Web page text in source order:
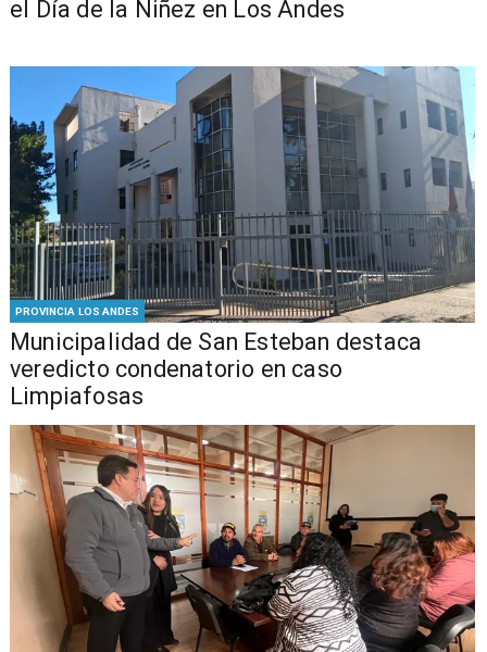
el Día de la Niñez en Los Andes
PROVINCIA LOS ANDES
Municipalidad de San Esteban destaca
veredicto condenatorio en caso
Limpiafosas